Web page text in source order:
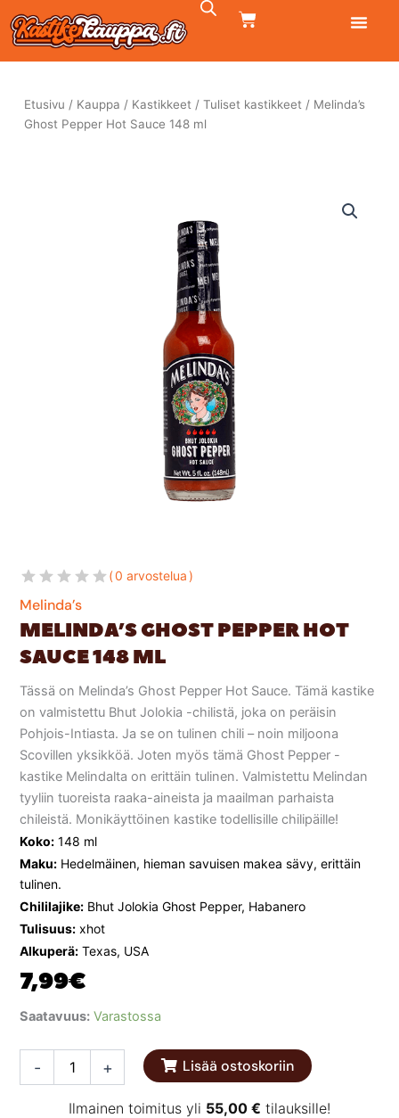
Siirry
sisältöön
CART
Etusivu / Kauppa / Kastikkeet/ Tuliset kastikkeet/ Melinda’s
Ghost Pepper Hot Sauce 148 ml
0 arvostelua
Melinda’s
MELINDA’S GHOST PEPPER HOT
SAUCE 148 ML
Tässä on Melinda’s Ghost Pepper Hot Sauce. Tämä kastike
on valmistettu Bhut Jolokia -chilistä, joka on peräisin
Pohjois-Intiasta. Ja se on tulinen chili – noin miljoona
Scovillen yksikköä. Joten myös tämä Ghost Pepper -
kastike Melindalta on erittäin tulinen. Valmistettu Melindan
tyyliin tuoreista raaka-aineista ja maailman parhaista
chileistä. Monikäyttöinen kastike todellisille chilipäille!
Koko: 148 ml
Maku: Hedelmäinen, hieman savuisen makea sävy, erittäin
tulinen.
Chililajike: Bhut Jolokia Ghost Pepper, Habanero
Tulisuus: xhot
Alkuperä: Texas, USA
7,99€
Saatavuus: Varastossa
-
Melinda's
Pepper
Hot
Sauce
+ Lisää ostoskoriin
Ilmainen toimitus yli 55,00 € tilauksille!